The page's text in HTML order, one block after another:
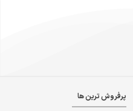
پرفروش ترین ها